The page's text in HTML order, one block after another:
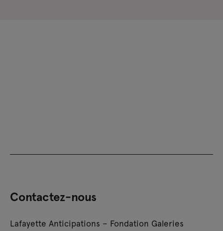
Contactez-nous
Lafayette Anticipations – Fondation Galeries